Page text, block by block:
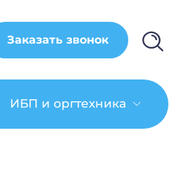
Заказать звонок
ИБП и оргтехника